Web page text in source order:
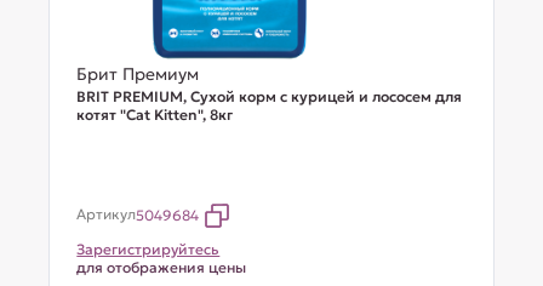
Брит Премиум
BRIT PREMIUM, Сухой корм с курицей и лососем для
котят "Cat Kitten", 8кг
Артикул5049684
Зарегистрируйтесь
для отображения цены